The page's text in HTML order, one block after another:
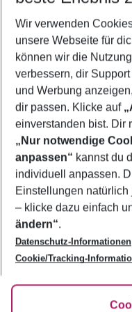
2 Erwachsene
Mehr
Footer
Footer navigation
Über uns
AGB
Bestpreisgarantie
Cookie-Einstellungen
Cookie-Richtlinie
Agenturbetreuung
Barrierefreies Reisen
FAQ
HanseMerkur
Folge uns
Wir verwenden
unsere Webseite für
können wir die
verbessern, dir
und Werbung
dir passen. Klicke auf
einverstanden bist. Dir
„Nur notwendige
anpassen“ kannst du
individuell anpassen.
Einstellungen
– klicke dazu einfach
ändern“.
Datenschutz-Informationen
Cookie/Tracking-